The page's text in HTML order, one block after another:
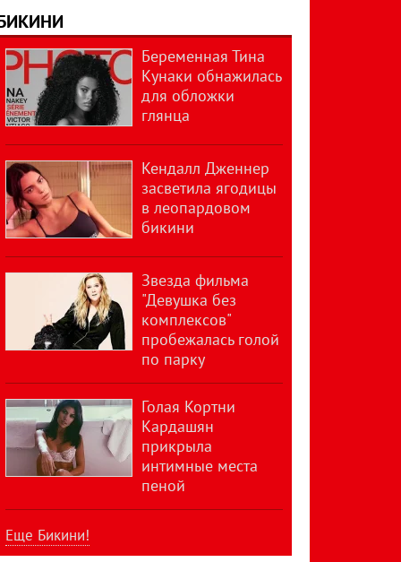
Беременная Тина
Кунаки обнажилась
для обложки
глянца
Кендалл Дженнер
засветила ягодицы
в леопардовом
бикини
Звезда фильма
"Девушка без
комплексов"
пробежалась голой
по парку
Голая Кортни
Кардашян
прикрыла
интимные места
пеной
Еще Бикини!